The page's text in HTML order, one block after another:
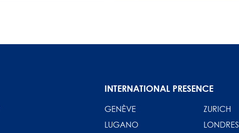
INTERNATIONAL PRESENCE
GENÈVE
ZURICH
LUGANO
LONDRES